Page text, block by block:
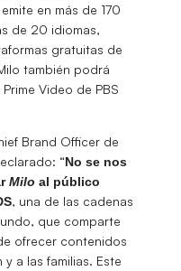
en más de 170
de 20 idiomas,
gratuitas de
también podrá
Video de PBS
Brand Officer de
“No se nos
Milo al público
, una de las cadenas
que comparte
ofrecer contenidos
a las familias. Este